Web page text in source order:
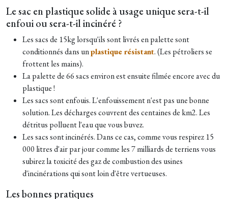
Le sac en plastique solide à usage unique sera-t-il
enfoui ou sera-t-il incinéré ?
Les sacs de 15kg lorsqu'ils sont livrés en palette sont
conditionnés dans unplastique résistant. (Les pétroliers se
frottent les mains).
La palette de 66 sacs environ est ensuite filmée encore avec du
plastique !
Les sacs sont enfouis. L'enfouissement n'est pas une bonne
solution. Les décharges couvrent des centaines de km2. Les
détritus polluent l'eau que vous buvez.
Les sacs sont incinérés. Dans ce cas, comme vous respirez 15
000 litres d'air par jour comme les 7 milliards de terriens vous
subirez la toxicité des gaz de combustion des usines
d'incinérations qui sont loin d'être vertueuses.
Les bonnes pratiques